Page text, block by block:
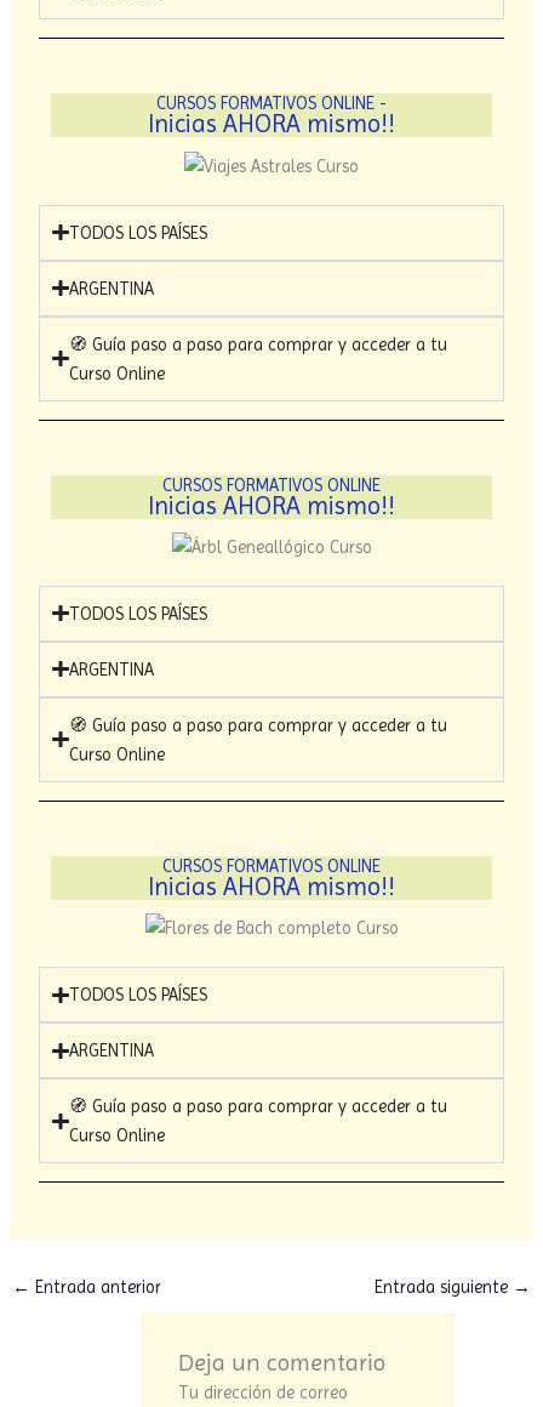
CURSOS FORMATIVOS ONLINE -
Inicias AHORA mismo!!
TODOS LOS PAÍSES
ARGENTINA
🧭 Guía paso a paso para comprar y acceder a tu
Curso Online
CURSOS FORMATIVOS ONLINE
Inicias AHORA mismo!!
TODOS LOS PAÍSES
ARGENTINA
🧭 Guía paso a paso para comprar y acceder a tu
Curso Online
CURSOS FORMATIVOS ONLINE
Inicias AHORA mismo!!
TODOS LOS PAÍSES
ARGENTINA
🧭 Guía paso a paso para comprar y acceder a tu
Curso Online
← Entrada anterior Entrada siguiente →
Deja un comentario
Tu dirección de correo